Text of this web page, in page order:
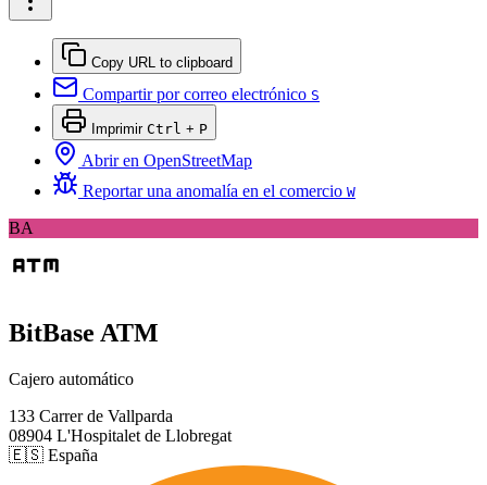
Copy URL to clipboard
Compartir por correo electrónico S
Imprimir Ctrl + P
Abrir en OpenStreetMap
Reportar una anomalía en el comercio W
BA
BitBase ATM
Cajero automático
133 Carrer de Vallparda
08904 L'Hospitalet de Llobregat
🇪🇸 España